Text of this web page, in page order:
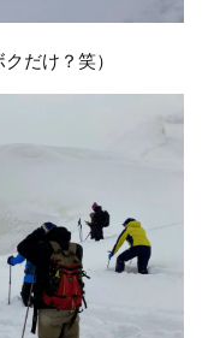
だけ？笑）